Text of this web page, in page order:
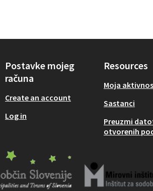
Postavke mojeg
računa
Create an account
Log in
Resources
Moja
Sastanci
Preuzmi
otvorenih